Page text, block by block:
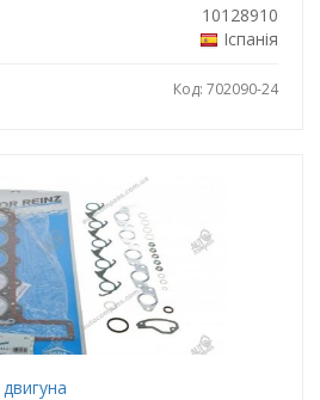
10128910
Іспанія
Код: 702090-24